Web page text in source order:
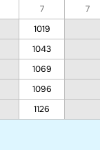
7 7
1019
1043
1069
1096
1126